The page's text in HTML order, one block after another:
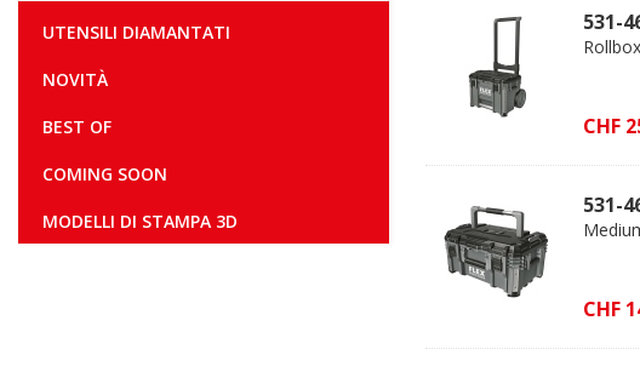
UTENSILI DIAMANTATI
NOVITÀ
BEST OF
COMING SOON
MODELLI DI STAMPA 3D
531-
CHF
531-
CHF